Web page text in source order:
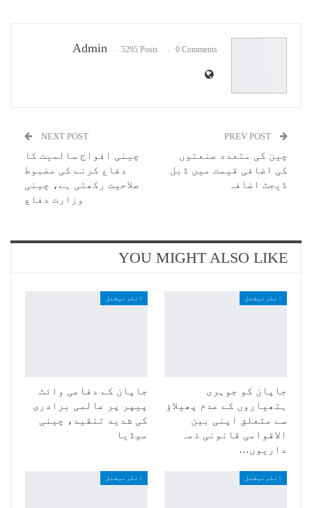
Admin 5295 Posts 0 Comments
چین کی متعدد صنعتوں
کی اضافی قیمت میں ڈبل
ڈیجٹ اضافہ
NEXT POST
چینی افواج سالمیت کا
دفاع کرنے کی مضبوط
صلاحیت رکھتی ہے، چینی
وزارت دفاع
YOU MIGHT ALSO LIKE
انٹرنیشنل
جاپان کو جوہری
ہتھیاروں کے عدم پھیلاؤ
سے متعلق اپنی بین
الاقوامی قانونی ذمہ
داریوں…
انٹرنیشنل
جاپان کے دفاعی وائٹ
پیپر پر عالمی برادری
کی شدید تنقید، چینی
میڈیا
انٹرنیشنل انٹرنیشنل